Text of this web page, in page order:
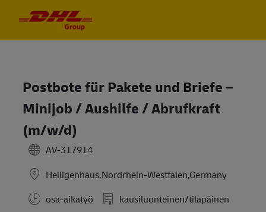
Postbote für Pakete und Briefe –
Minijob / Aushilfe / Abrufkraft
(m/w/d)
AV-317914
Heiligenhaus,Nordrhein-Westfalen,Germany
osa-aikatyö
kausiluonteinen/tilapäinen